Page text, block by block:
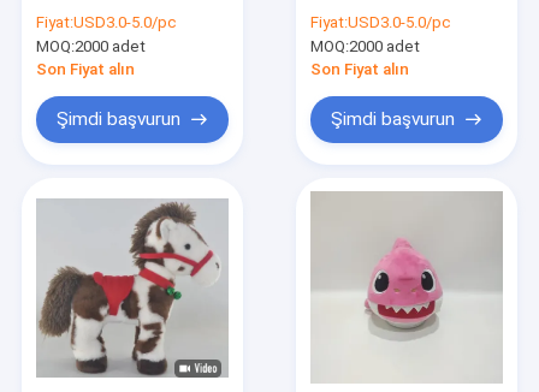
Hakkımızda
Fabrika turu
Projeksiyonu Işık
Bebek Yemeği Plüş
Teddy Ayı
Fiyat:USD3.0-5.0/pc
MOQ:2000 adet
Son Fiyat alın
Şimdi başvurun
Projeksiyonu Işık
Bebek Bebeği Plüş
Teddy Ayı
Fiyat:USD3.0-5.0/pc
MOQ:2000 adet
Son Fiyat alın
Şimdi başvurun